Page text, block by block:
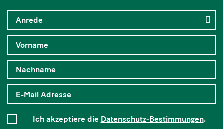
Ich akzeptiere die Datenschutz-Bestimmungen.